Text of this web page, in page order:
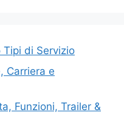
Tipi di Servizio
Carriera e
Funzioni, Trailer &